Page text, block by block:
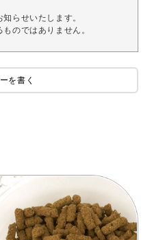
らせいたします。
のではありません。
を書く